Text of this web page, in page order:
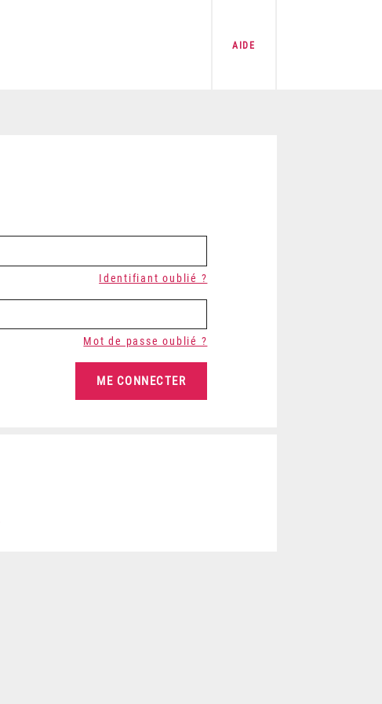
AIDE
Identifiant oublié ?
Mot de passe oublié ?